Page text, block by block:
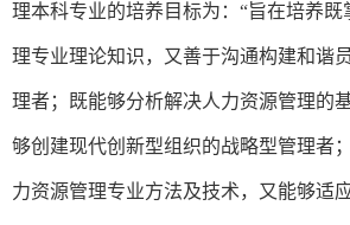
理本科专业的培养目标为： “旨在培养既
理专业理论知识，又善于沟通构建和谐
理者；既能够分析解决人力资源管理的
够创建现代创新型组织的战略型管理者
力资源管理专业方法及技术，又能够适